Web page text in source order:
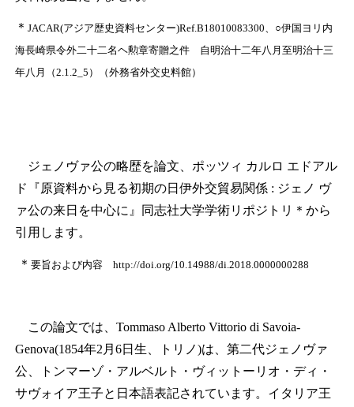
＊ JACAR(アジア歴史資料センター)Ref.B18010083300、○伊国ヨリ内
海長崎県令外二十二名ヘ勲章寄贈之件 自明治十二年八月至明治十三
年八月（2.1.2_5）（外務省外交史料館）
ジェノヴァ公の略歴を論文、ポッツィ カルロ エドアル
ド『原資料から見る初期の日伊外交貿易関係 : ジェノ ヴ
ァ公の来日を中心に』同志社大学学術リポジトリ ＊ から
引用します。
＊ 要旨および内容 http://doi.org/10.14988/di.2018.0000000288
この論文では、Tommaso Alberto Vittorio di Savoia-
Genova(1854年2月6日生、トリノ)は、第二代ジェノヴァ
公、トンマーゾ・アルベルト・ヴィットーリオ・ディ・
サヴォイア王子と日本語表記されています。イタリア王